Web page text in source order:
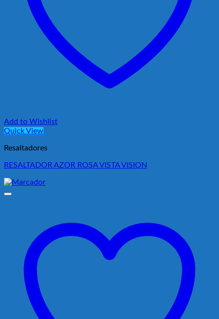
Add to Wishlist
Quick View
Resaltadores
RESALTADOR AZOR ROSA VISTA VISION